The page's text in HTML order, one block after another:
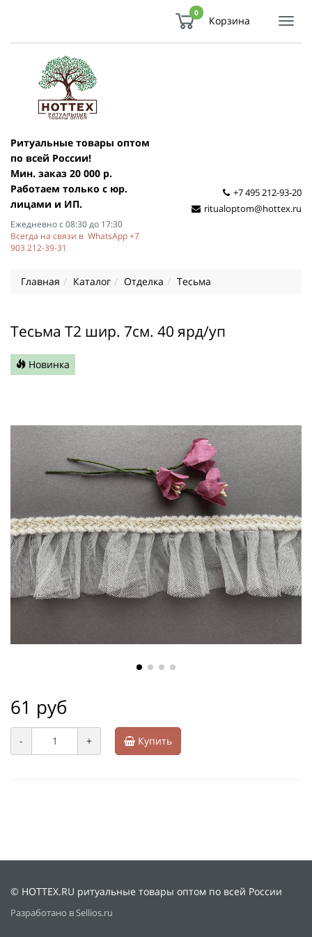
0
Корзина
Ритуальные товары оптом
по всей России!
Мин. заказ 20 000 р.
Работаем только с юр.
лицами и ИП.
Ежедневно с 08:30 до 17:30
Всегда на связи в WhatsApp +7
903 212-39-31
+7 495 212-93-20
ritualoptom@hottex.ru
Главная Каталог Отделка Тесьма
Тесьма Т2 шир. 7см. 40 ярд/уп
Новинка
61 руб
- + Купить
© HOTTEX.RU ритуальные товары оптом по всей России
Разработано в Sellios.ru